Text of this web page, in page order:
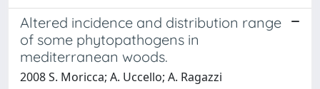
Altered incidence and distribution range
of some phytopathogens in
mediterranean woods.
2008 S. Moricca; A. Uccello; A. Ragazzi